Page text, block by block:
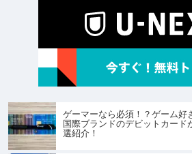
ゲーマーなら必須！？ゲーム好
国際ブランドのデビットカード
選紹介！